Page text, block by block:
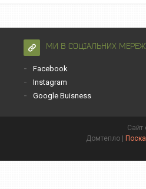
МИ В СОЦІАЛЬНИХ
Facebook
Instagram
Google Buisness
Сайт